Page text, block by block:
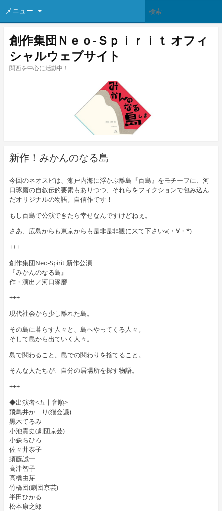
メニュー
創作集団Ｎｅｏ-Ｓｐｉｒｉｔ オフィ
シャルウェブサイト
関西を中心に活動中！
新作！みかんのなる島
今回のネオスピは、瀬戸内海に浮かぶ離島『百島』をモチーフに、河
口琢磨の自叙伝的要素もありつつ、それらをフィクションで包み込ん
だオリジナルの物語。自信作です！
もし百島で公演できたら幸せなんですけどねぇ。
さあ、広島からも東京からも是非是非観に来て下さいv(・∀・*)
+++
創作集団Neo-Spirit 新作公演
『みかんのなる島』
作・演出／河口琢磨
+++
現代社会から少し離れた島。
その島に暮らす人々と、島へやってくる人々。
そして島から出ていく人々。
島で関わること。島での関わりを捨てること。
そんな人たちが、自分の居場所を探す物語。
+++
◆出演者<五十音順>
飛鳥井かゞり(猫会議)
黒木てるみ
小池貴史(劇団京芸)
小森ちひろ
佐々井泰子
須藤誠一
高津智子
高橋由芽
竹橋団(劇団京芸)
半田ひかる
松本康之郎